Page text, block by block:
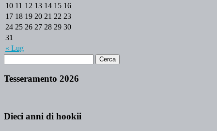
« Lug
10 11 12 13 14 15 16
17 18 19 20 21 22 23
24 25 26 27 28 29 30
31
Tesseramento 2026
Dieci anni di hookii